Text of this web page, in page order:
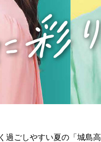
過ごしやすい夏の「城島高